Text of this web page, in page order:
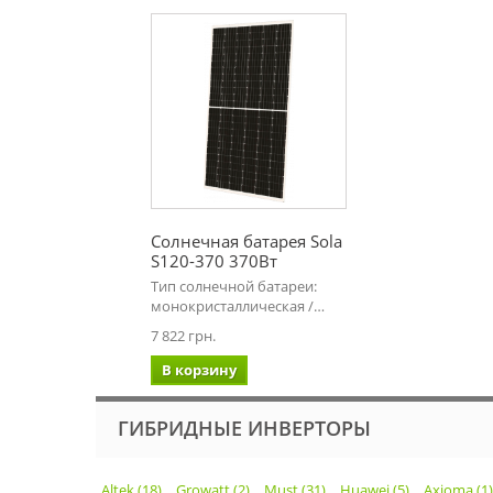
Солнечная батарея Sola
S120-370 370Вт
Тип солнечной батареи:
монокристаллическая /…
7 822 грн.
В корзину
ГИБРИДНЫЕ ИНВЕРТОРЫ